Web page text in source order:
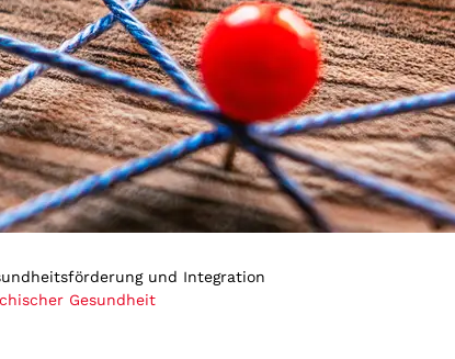
und Integration
Gesundheit(ausgewählt)